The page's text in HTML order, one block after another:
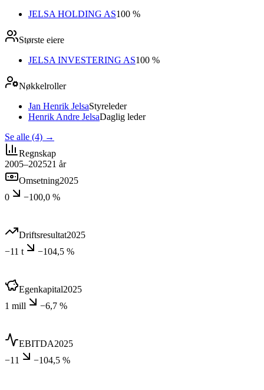
JELSA HOLDING AS100 %
Største eiere
JELSA INVESTERING AS100 %
Nøkkelroller
Jan Henrik JelsaStyreleder
Henrik Andre JelsaDaglig leder
Se alle (4) →
Regnskap
2005–202521 år
Omsetning2025
0
−100,0 %
Driftsresultat2025
−11 t
−104,5 %
Egenkapital2025
1 mill
−6,7 %
EBITDA2025
−11
−104,5 %